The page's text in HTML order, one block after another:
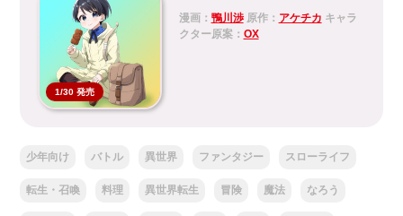
1/30 発売
漫画： 鴨川渉原作： アケチカ キャラ
クター原案： OX
少年向け バトル 異世界 ファンタジー スローライフ
転生・召喚 料理 異世界転生 冒険 魔法 なろう